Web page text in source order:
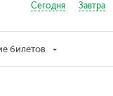
Сегодня Завтра
билетов